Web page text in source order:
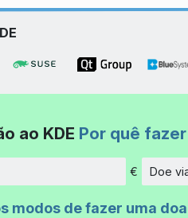
ao KDE Por quê
Quantidade
€ Doe
modos de fazer uma